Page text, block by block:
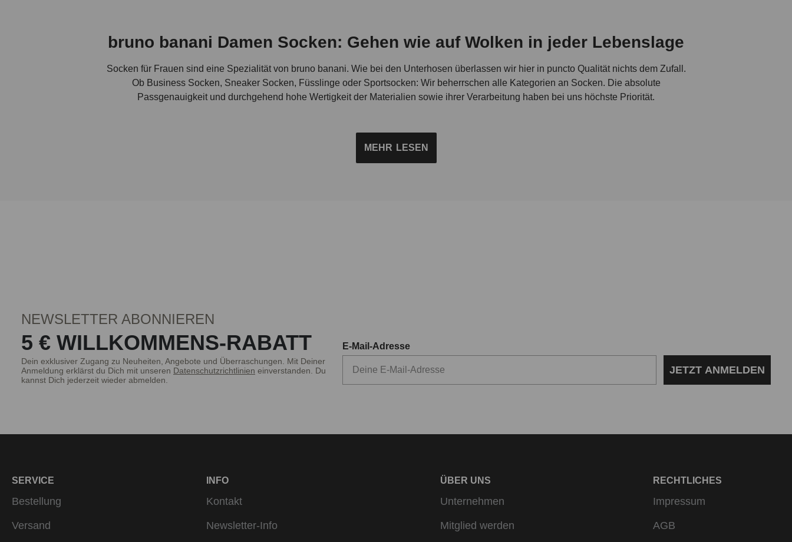
bruno banani Damen Socken: Gehen wie auf Wolken in jeder Lebenslage
Socken für Frauen sind eine Spezialität von bruno banani. Wie bei den Unterhosen überlassen wir hier in puncto Qualität nichts dem Zufall.
Ob Business Socken, Sneaker Socken, Füsslinge oder Sportsocken: Wir beherrschen alle Kategorien an Socken. Die absolute
Passgenauigkeit und durchgehend hohe Wertigkeit der Materialien sowie ihrer Verarbeitung haben bei uns höchste Priorität.
Woran erkenne ich eine gute Damensocke?
Vom Business bis zum Sport: bruno banani Socken bieten alles was man braucht
bruno banani bietet die ganze Bandbreite an Socken für unterschiedliche Anlässe und Aktivitäten. Hier der Überblick:
bruno banani Business Socken:
mit modischem bruno banani Schriftzug sind ebenfalls eine Klasse für sich. Sie passen sich den für sie zugeschnittenen Schuhformen perfekt
maximalen Tragekomfort.
Die bruno banani Sportsocken
MEHR LESEN
NEWSLETTER ABONNIEREN
5 € WILLKOMMENS-RABATT
Dein exklusiver Zugang zu Neuheiten, Angebote und Überraschungen. Mit Deiner
Anmeldung erklärst du Dich mit unseren Datenschutzrichtlinien einverstanden. Du
kannst Dich jederzeit wieder abmelden.
E-Mail-Adresse
JETZT ANMELDEN
SERVICE
Bestellung
Versand
INFO
Kontakt
Newsletter-Info
ÜBER UNS
Unternehmen
Mitglied werden
RECHTLICHES
Impressum
AGB